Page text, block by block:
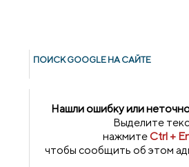
ПОИСК GOОGLE НА САЙТЕ
Нашли ошибку или
Выделите
нажмитеCtrl +
чтобы сообщить об этом